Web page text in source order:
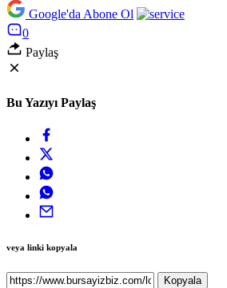
Google'da Abone Ol
0
Paylaş
Bu Yazıyı Paylaş
veya linki kopyala
Kopyala